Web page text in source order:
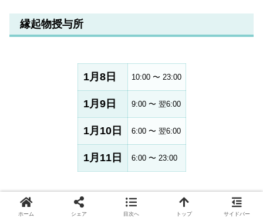
縁起物授与所
1月8日 10:00 〜 23:00
1月9日 9:00 〜 翌6:00
1月10日 6:00 〜 翌6:00
1月11日 6:00 〜 23:00
1月8日（月・祝） ～初えびす～
ホーム シェア 目次へ トップ サイドバー